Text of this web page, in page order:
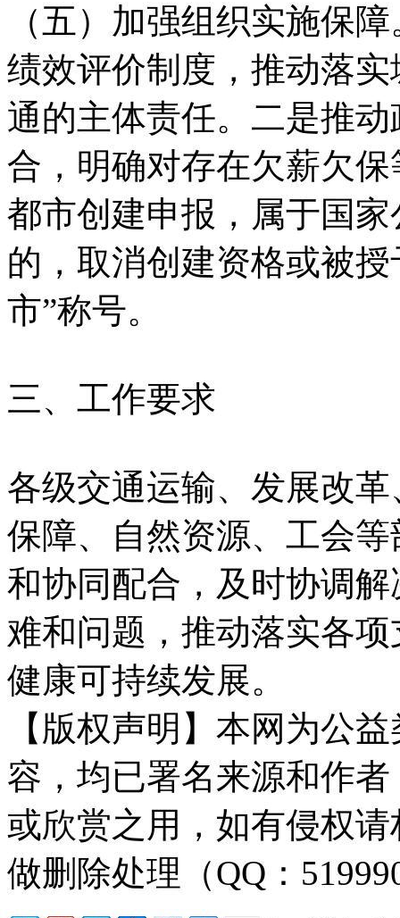
（五）加强组织实施保
绩效评价制度，推动落
通的主体责任。二是推
合，明确对存在欠薪欠
都市创建申报，属于国
的，取消创建资格或被
市”称号。
三、工作要求
各级交通运输、发展改
保障、自然资源、工会
和协同配合，及时协调
难和问题，推动落实各
健康可持续发展。
【版权声明】本网为公
容，均已署名来源和作
或欣赏之用，如有侵权
做删除处理（QQ：